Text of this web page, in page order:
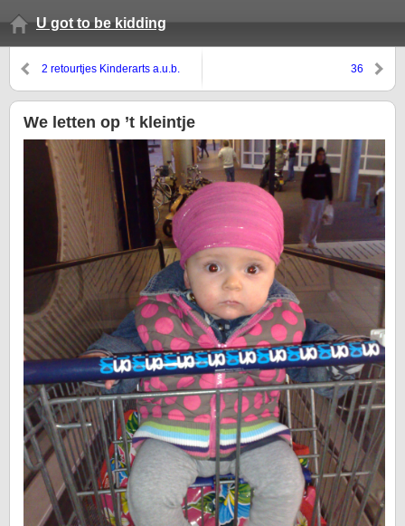
U got to be kidding
2 retourtjes Kinderarts a.u.b. 36
We letten op ’t kleintje